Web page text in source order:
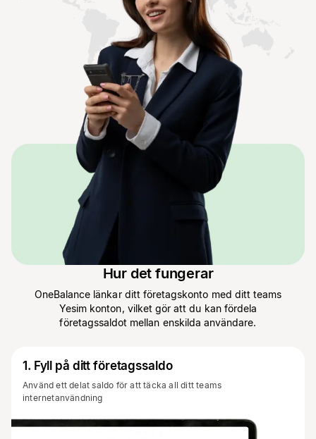
Hur det fungerar
OneBalance länkar ditt företagskonto med ditt teams
Yesim konton, vilket gör att du kan fördela
företagssaldot mellan enskilda användare.
1 . Fyll på ditt företagssaldo
Använd ett delat saldo för att täcka all ditt teams
internetanvändning